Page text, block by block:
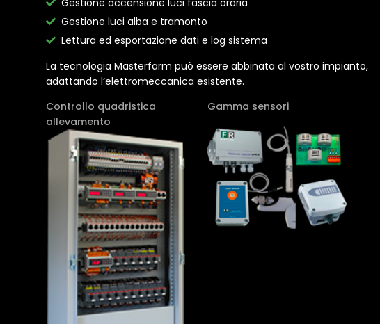
Gestione accensione luci fascia oraria
Gestione luci alba e tramonto
Lettura ed esportazione dati e log sistema
La tecnologia Masterfarm può essere abbinata al vostro impianto,
adattando l’elettromeccanica esistente.
Controllo quadristica
allevamento
Gamma sensori